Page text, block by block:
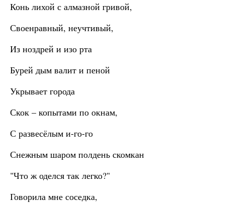
Конь лихой с алмазной гривой,
Своенравный, неучтивый,
Из ноздрей и изо рта
Бурей дым валит и пеной
Укрывает города
Скок – копытами по окнам,
С развесёлым и-го-го
Снежным шаром полдень скомкан
"Что ж оделся так легко?"
Говорила мне соседка,